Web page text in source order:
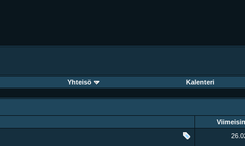
Yhteisö Kalenteri